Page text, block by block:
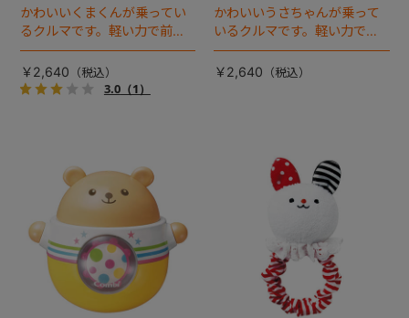
かわいいくまくんが乗ってい
るクルマです。軽い力で前に
も後ろにも進みます。小さい
手でも持ちやすく危なくない
よう、丸みを帯びたデザイン
￥2,640
3.0（1）
かわいいうさちゃんが乗って
いるクルマです。軽い力で前
にも後ろにも進みます。小さ
い手でも持ちやすく危なくな
￥2,640